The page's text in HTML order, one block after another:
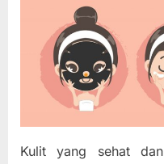
Kulit yang sehat